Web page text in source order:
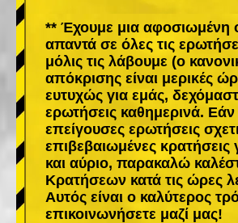
** Έχουμε μια αφοσιωμένη
απαντά σε όλες τις
μόλις τις λάβουμε (ο
απόκρισης είναι μερικές
ευτυχώς για εμάς,
ερωτήσεις καθημερινά. Εάν
επείγουσες ερωτήσεις
επιβεβαιωμένες κρατήσεις
και αύριο, παρακαλώ
Κρατήσεων κατά τις ώρες
Αυτός είναι ο καλύτερος
επικοινωνήσετε μαζί μας!